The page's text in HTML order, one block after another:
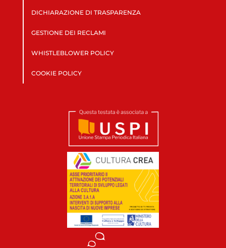
DICHIARAZIONE DI TRASPARENZA
GESTIONE DEI RECLAMI
WHISTLEBLOWER POLICY
COOKIE POLICY